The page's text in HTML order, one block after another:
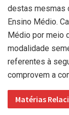
destas mesmas
Ensino Médio.
Médio por meio
modalidade
referentes à
comprovem a
Matérias